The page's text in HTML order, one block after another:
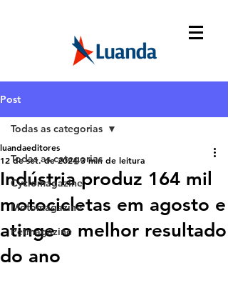
Post
Todas as categorias
Cyclomagazine
Motomagazine
Petmagazine
Todas as categorias
Indústria produz 164 mil
motocicletas em agosto e
atinge o melhor resultado
do ano
luandaeditores
12 de set. de 2024 3 min de leitura